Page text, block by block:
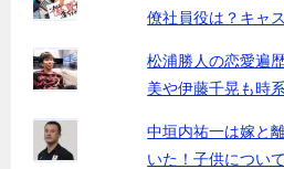
僚社員役は？キャ
松浦勝人の恋愛遍
美や伊藤千晃も時
中垣内祐一は嫁と
いた！子供につい